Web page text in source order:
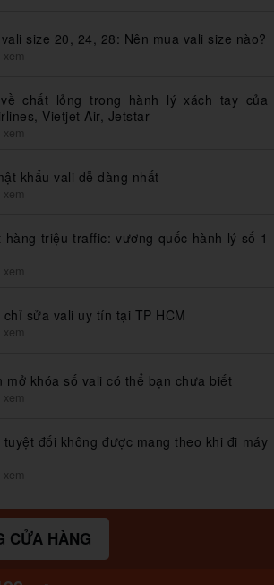
size 20, 24, 28: Nên mua vali size nào?
chất lỏng trong hành lý xách tay của
Vietjet Air, Jetstar
khẩu vali dễ dàng nhất
hàng triệu traffic: vương quốc hành lý số 1
chỉ sửa vali uy tín tại TP HCM
mở khóa số vali có thể bạn chưa biết
tuyệt đối không được mang theo khi đi máy
CỬA HÀNG